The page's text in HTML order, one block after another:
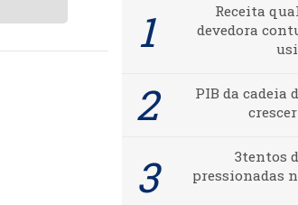
Receita
devedora
PIB da cadeia
crescer
3tentos
pressionadas